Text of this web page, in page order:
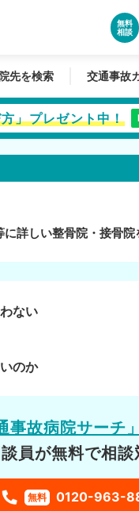
無料
相談
先を検索 交通事故
」プレゼント中！
詳しい整骨院・接骨院
ない
のか
事故病院サーチ
員が無料で相談
無料 0120-963-